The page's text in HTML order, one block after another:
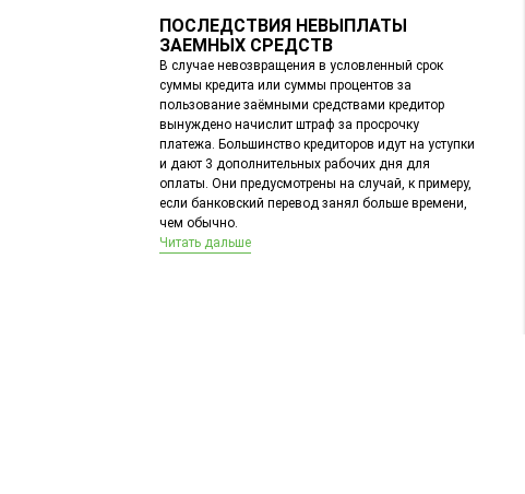
ПОСЛЕДСТВИЯ НЕВЫПЛАТЫ
ЗАЕМНЫХ СРЕДСТВ
В случае невозвращения в условленный срок
суммы кредита или суммы процентов за
пользование заёмными средствами кредитор
вынуждено начислит штраф за просрочку
платежа. Большинство кредиторов идут на уступки
и дают 3 дополнительных рабочих дня для
оплаты. Они предусмотрены на случай, к примеру,
если банковский перевод занял больше времени,
чем обычно.
Читать дальше